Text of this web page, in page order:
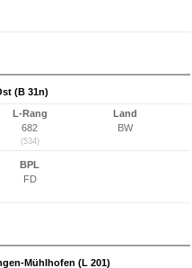
(B 31n)
L-Rang
682
(534)
Land
BW
BPL
FD
Mühlhofen (L 201)